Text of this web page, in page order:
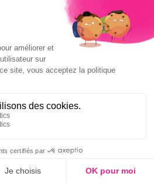
/ TECHNOLOGIES -
pessimistes et aux
Olivier